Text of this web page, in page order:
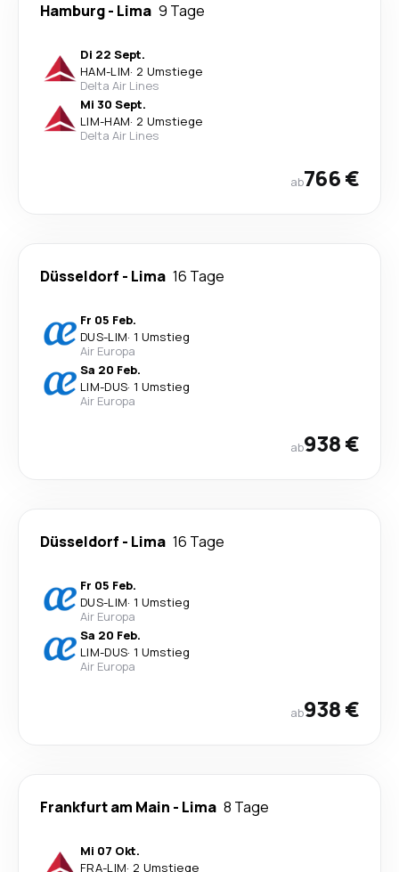
Hamburg- Lima 9 Tage
Di 22 Sept.
HAM-LIM· 2 Umstiege
Delta Air Lines
Mi 30 Sept.
LIM-HAM· 2 Umstiege
Delta Air Lines
ab766 €
Düsseldorf - Lima 16 Tage
Fr 05 Feb.
DUS-LIM· 1 Umstieg
Air Europa
Sa 20 Feb.
LIM-DUS· 1 Umstieg
Air Europa
ab938 €
Düsseldorf - Lima 16 Tage
Fr 05 Feb.
DUS-LIM· 1 Umstieg
Air Europa
Sa 20 Feb.
LIM-DUS· 1 Umstieg
Air Europa
ab938 €
Frankfurt am Main - Lima 8 Tage
Mi 07 Okt.
FRA-LIM· 2 Umstiege